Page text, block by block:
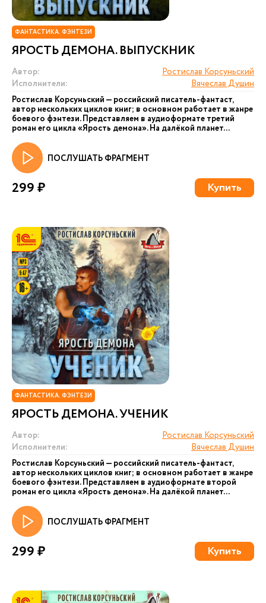
ФАНТАСТИКА. ФЭНТЕЗИ
ЯРОСТЬ ДЕМОНА. ВЫПУСКНИК
Автор:
Ростислав Корсуньский
Исполнители:
Вячеслав Душин
Ростислав Корсуньский — российский писатель-фантаст,
автор нескольких циклов книг; в основном работает в жанре
боевого фэнтези. Представляем в аудиоформате третий
роман его цикла «Ярость демона». На далёкой планет...
ПОСЛУШАТЬ ФРАГМЕНТ
299 ₽ Купить
ФАНТАСТИКА. ФЭНТЕЗИ
ЯРОСТЬ ДЕМОНА. УЧЕНИК
Автор:
Ростислав Корсуньский
Исполнители:
Вячеслав Душин
Ростислав Корсуньский — российский писатель-фантаст,
автор нескольких циклов книг; в основном работает в жанре
боевого фэнтези. Представляем в аудиоформате второй
роман его цикла «Ярость демона». На далёкой планет...
ПОСЛУШАТЬ ФРАГМЕНТ
299 ₽ Купить